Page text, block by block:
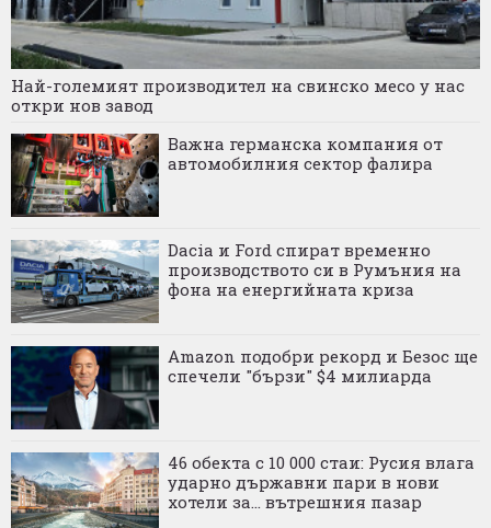
Най-големият производител на свинско месо у нас
откри нов завод
Важна германска компания от
автомобилния сектор фалира
Dacia и Ford спират временно
производството си в Румъния на
фона на енергийната криза
Amazon подобри рекорд и Безос ще
спечели "бързи" $4 милиарда
46 обекта с 10 000 стаи: Русия влага
ударно държавни пари в нови
хотели за... вътрешния пазар